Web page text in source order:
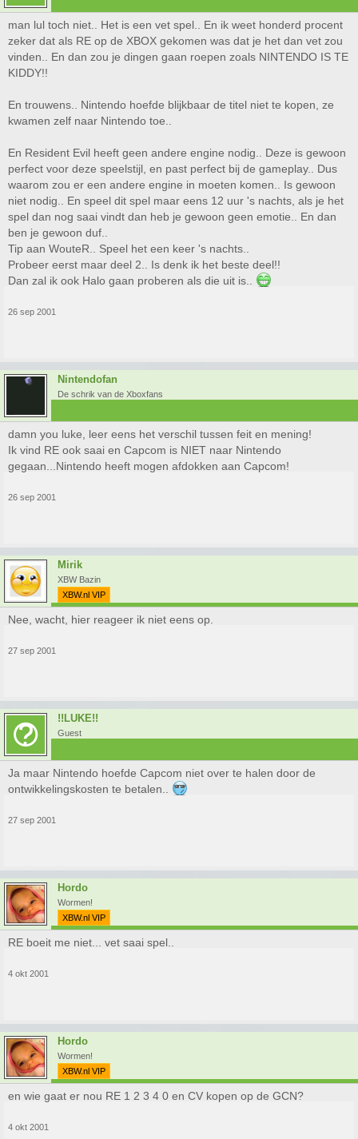
man lul toch niet.. Het is een vet spel.. En ik weet honderd procent
zeker dat als RE op de XBOX gekomen was dat je het dan vet zou
vinden.. En dan zou je dingen gaan roepen zoals NINTENDO IS TE
KIDDY!!
En trouwens.. Nintendo hoefde blijkbaar de titel niet te kopen, ze
kwamen zelf naar Nintendo toe..
En Resident Evil heeft geen andere engine nodig.. Deze is gewoon
perfect voor deze speelstijl, en past perfect bij de gameplay.. Dus
waarom zou er een andere engine in moeten komen.. Is gewoon
niet nodig.. En speel dit spel maar eens 12 uur 's nachts, als je het
spel dan nog saai vindt dan heb je gewoon geen emotie.. En dan
ben je gewoon duf..
Tip aan WouteR.. Speel het een keer 's nachts..
Probeer eerst maar deel 2.. Is denk ik het beste deel!!
Dan zal ik ook Halo gaan proberen als die uit is..
26 sep 2001
Nintendofan
De schrik van de Xboxfans
damn you luke, leer eens het verschil tussen feit en mening!
Ik vind RE ook saai en Capcom is NIET naar Nintendo
gegaan...Nintendo heeft mogen afdokken aan Capcom!
26 sep 2001
Mirik
XBW Bazin
XBW.nl VIP
Nee, wacht, hier reageer ik niet eens op.
27 sep 2001
!!LUKE!!
Guest
Ja maar Nintendo hoefde Capcom niet over te halen door de
ontwikkelingskosten te betalen..
27 sep 2001
Hordo
Wormen!
XBW.nl VIP
RE boeit me niet... vet saai spel..
4 okt 2001
Hordo
Wormen!
XBW.nl VIP
en wie gaat er nou RE 1 2 3 4 0 en CV kopen op de GCN?
4 okt 2001